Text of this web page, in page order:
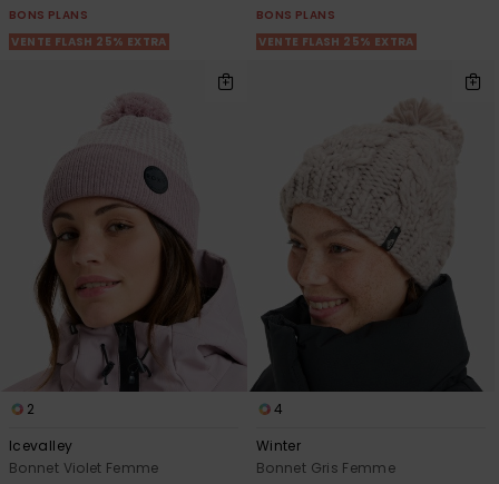
BONS PLANS
VENTE FLASH 25% EXTRA
BONS PLANS
VENTE FLASH 25% EXTRA
2
Icevalley
Bonnet Violet Femme
4
Winter
Bonnet Gris Femme